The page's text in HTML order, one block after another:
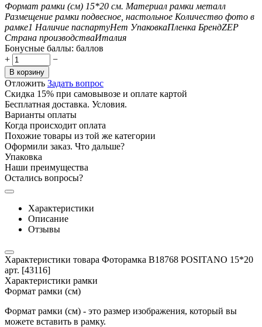
Формат рамки (см) 15*20 см. Материал рамки металл
Размещение рамки подвесное, настольное Количество фото в
рамке1 Наличие паспартуНет УпаковкаПленка БрендZEP
Страна производстваИталия
Бонусные баллы: баллов
+
−
В корзину
Отложить Задать вопрос
Скидка 15% при самовывозе и оплате картой
Бесплатная доставка. Условия.
Варианты оплаты
Когда происходит оплата
Похожие товары из той же категории
Оформили заказ. Что дальше?
Упаковка
Наши преимущества
Остались вопросы?
Характеристики
Описание
Отзывы
Характеристики товара Фоторамка B18768 POSITANO 15*20
арт. [43116]
Характеристики рамки
Формат рамки (см)
Формат рамки (см) - это размер изображения, который вы
можете вставить в рамку.